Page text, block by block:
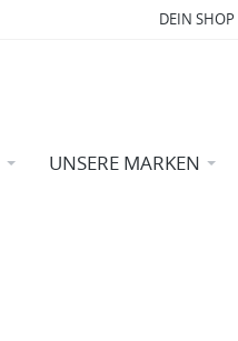
DEIN SHOP
UNSERE MARKEN